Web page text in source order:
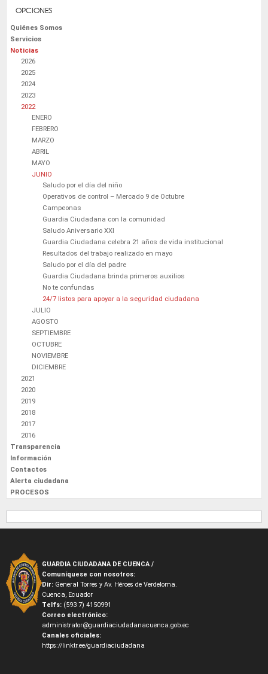
OPCIONES
Quiénes Somos
Servicios
Noticias
2026
2025
2024
2023
2022
ENERO
FEBRERO
MARZO
ABRIL
MAYO
JUNIO
Saludo por el día del niño
Operativos de control – Mercado 9 de Octubre
Campeonas
Guardia Ciudadana con la comunidad
Saludo Aniversario XXI
Guardia Ciudadana celebra 21 años de vida institucional
Resultados del trabajo realizado en mayo
Saludo por el día del padre
Guardia Ciudadana brinda primeros auxilios
No te confundas
24/7 listos para apoyar a la seguridad ciudadana
JULIO
AGOSTO
SEPTIEMBRE
OCTUBRE
NOVIEMBRE
DICIEMBRE
2021
2020
2019
2018
2017
2016
Transparencia
Información
Contactos
Alerta ciudadana
PROCESOS
GUARDIA CIUDADANA DE CUENCA /
Comuníquese con nosotros:
Dir: General Torres y Av. Héroes de Verdeloma.
Cuenca, Ecuador
Telfs: (593 7) 4150991
Correo electrónico:
administrator@guardiaciudadanacuenca.gob.ec
Canales oficiales:
https://linktr.ee/guardiaciudadana